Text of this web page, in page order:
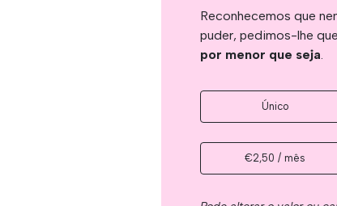
Reconhecemos que
puder, pedimos-lhe que
por menor que seja.
Único
€2,50 / mês